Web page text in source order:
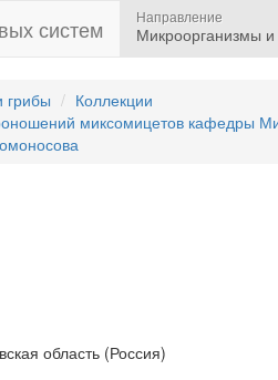
систем Направление
Микроорганизмы и
грибы
Коллекции
миксомицетов кафедры
область (Россия)